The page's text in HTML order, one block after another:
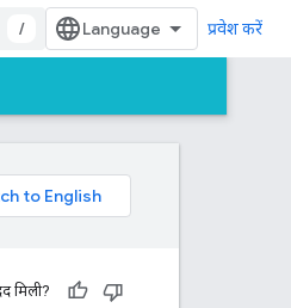
/ प्रवेश करें
मिली?